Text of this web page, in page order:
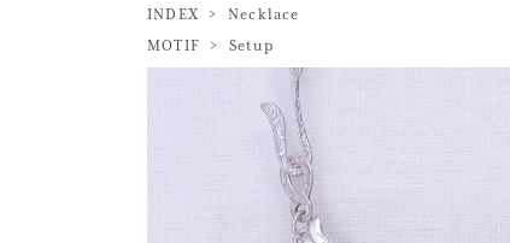
INDEX >Necklace
MOTIF
>Setup